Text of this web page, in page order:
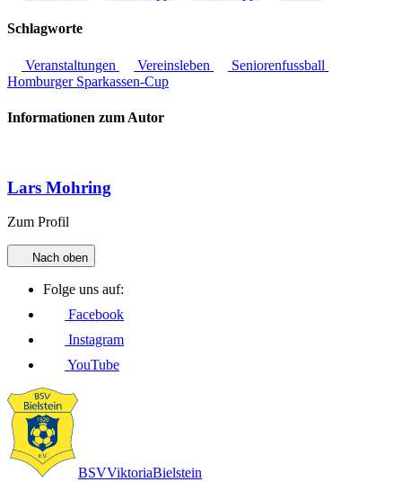
Schlagworte
Veranstaltungen Vereinsleben
Seniorenfussball
Homburger Sparkassen-Cup
Informationen zum Autor
Lars Mohring
Zum Profil
Nach oben
Folge uns auf:
Facebook
Instagram
YouTube
BSVViktoriaBielstein